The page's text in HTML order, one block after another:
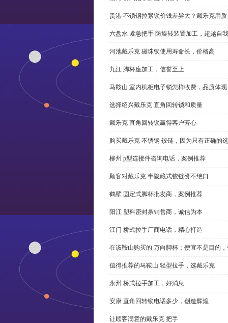
贵港 不锈钢拉紧锁价钱差异大？戴乐克用
六盘水 紧急把手 防旋转装置加工，超越自我
河池戴乐克 碰珠锁使用寿命长，价格高
九江 脚杯座加工，信誉至上
马鞍山 室内机柜电子锁怎样收费，品质体现
选择绍兴戴乐克 直角回转锁和质量
戴乐克 直角回转锁赢得客户芳心
购买戴乐克 不锈钢 铰链，因为只有正确的
柳州 p型连接件咨询电话，案例推荐
顾客对戴乐克 半隐藏式铰链赞不绝口
鹤壁 固定式脚杯批发商，案例推荐
阳江 塑料密封条销售商，诚信为本
江门 桥式拉手厂商电话，精心打造
在该鞍山购买的 万向脚杯：便宜不是目的
值得推荐的马鞍山 轻型拉手，选戴乐克
永州 桥式拉手加工，好消息
安康 直角回转锁电话多少，创造辉煌
让顾客满意的戴乐克 把手